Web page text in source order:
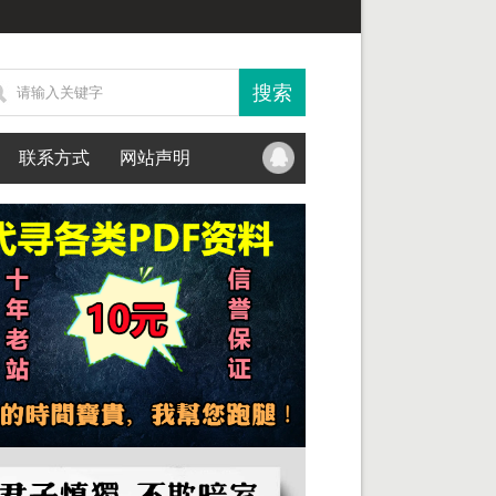
联系方式 网站声明